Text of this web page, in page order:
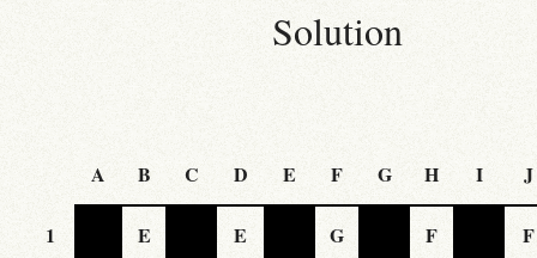
Solution
A B C D E F G H I J
1 E E G F F